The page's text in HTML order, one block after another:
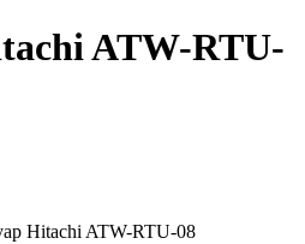
ATW-RTU-
Hitachi ATW-RTU-08